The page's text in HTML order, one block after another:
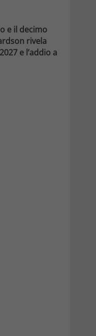
e il decimo
rivela
e l’addio a